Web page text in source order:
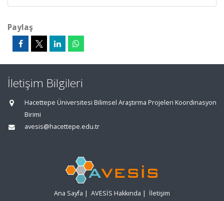
Paylaş
İletişim Bilgileri
Hacettepe Üniversitesi Bilimsel Araştırma Projeleri Koordinasyon
Birimi
avesis@hacettepe.edu.tr
Ana Sayfa | AVESİS Hakkında | İletişim